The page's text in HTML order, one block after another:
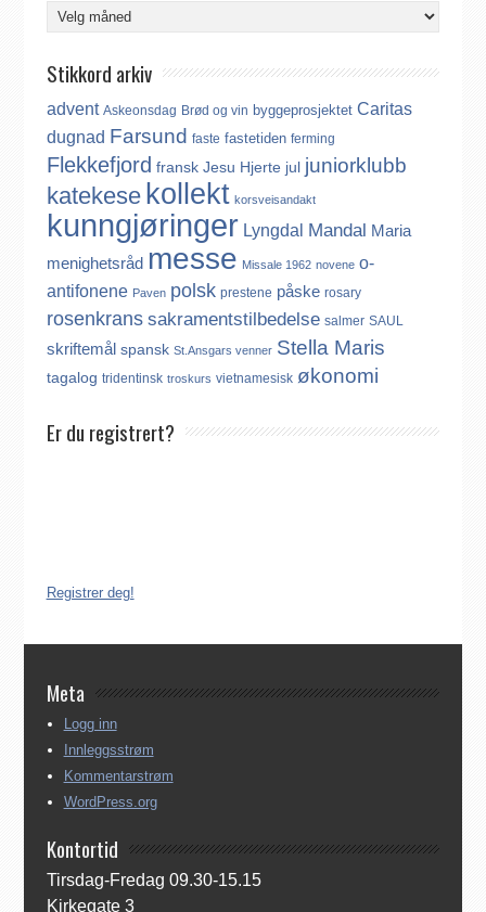
Arkiv
Stikkord arkiv
advent Askeonsdag Brød og vin byggeprosjektet Caritas
dugnad Farsund faste fastetiden ferming
Flekkefjord fransk Jesu Hjerte jul juniorklubb
katekese kollekt korsveisandakt
kunngjøringer Lyngdal Mandal Maria
menighetsråd messe Missale 1962 novene o-
antifonene Paven polsk prestene påske rosary
rosenkrans sakramentstilbedelse salmer SAUL
skriftemål spansk St.Ansgars venner Stella Maris
tagalog tridentinsk troskurs vietnamesisk økonomi
Er du registrert?
Registrer deg!
Meta
Logg inn
Innleggsstrøm
Kommentarstrøm
WordPress.org
Kontortid
Tirsdag-Fredag 09.30-15.15
Kirkegate 3